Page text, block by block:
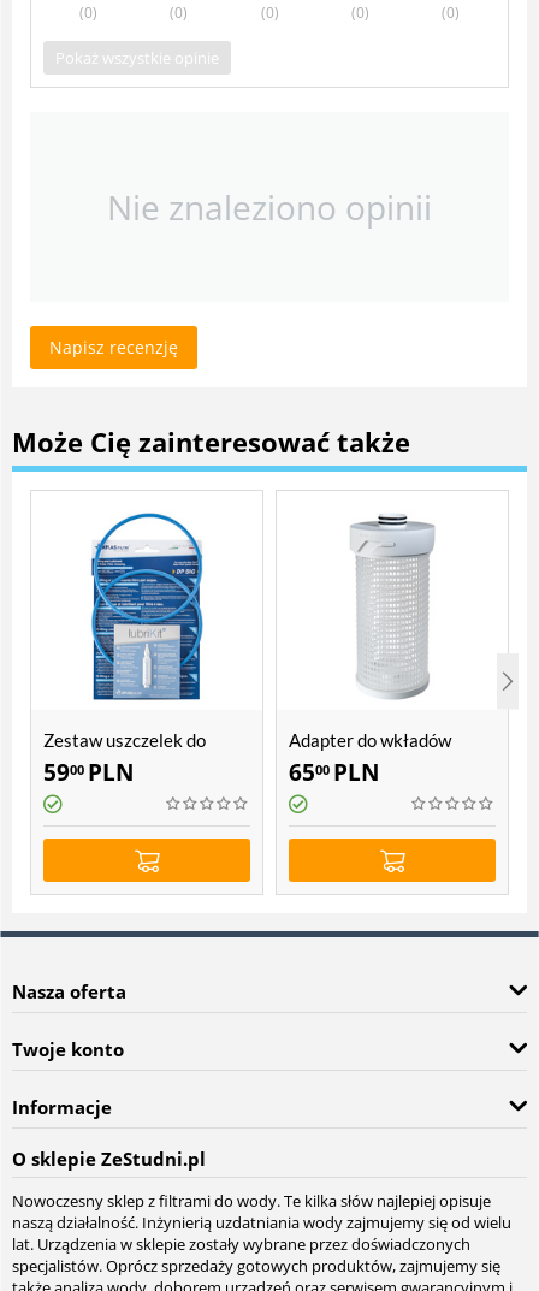
(0) (0) (0) (0) (0)
Pokaż wszystkie opinie
Nie znaleziono opinii
Napisz recenzję
Może Cię zainteresować także
Zestaw uszczelek do
filtrów Atlas Filtri DP BIG
5900 PLN
Adapter do wkładów
workowych Atlas Filtri
10"
6500 PLN
Nasza oferta
Twoje konto
Informacje
O sklepie ZeStudni.pl
Nowoczesny sklep z filtrami do wody. Te kilka słów najlepiej opisuje
naszą działalność. Inżynierią uzdatniania wody zajmujemy się od wielu
lat. Urządzenia w sklepie zostały wybrane przez doświadczonych
specjalistów. Oprócz sprzedaży gotowych produktów, zajmujemy się